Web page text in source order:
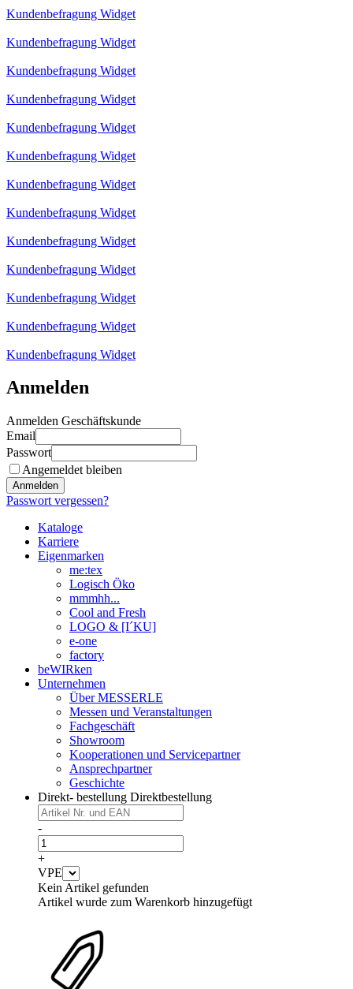
Kundenbefragung Widget
Kundenbefragung Widget
Kundenbefragung Widget
Kundenbefragung Widget
Kundenbefragung Widget
Kundenbefragung Widget
Kundenbefragung Widget
Kundenbefragung Widget
Kundenbefragung Widget
Kundenbefragung Widget
Kundenbefragung Widget
Kundenbefragung Widget
Kundenbefragung Widget
Anmelden
Anmelden Geschäftskunde
Email
Passwort
Angemeldet bleiben
Anmelden
Passwort vergessen?
Kataloge
Karriere
Eigenmarken
me:tex
Logisch Öko
mmmhh...
Cool and Fresh
LOGO & [I´KU]
e-one
factory
beWIRken
Unternehmen
Über MESSERLE
Messen und Veranstaltungen
Fachgeschäft
Showroom
Kooperationen und Servicepartner
Ansprechpartner
Geschichte
Direkt- bestellung Direktbestellung
-
+
VPE
Kein Artikel gefunden
Artikel wurde zum Warenkorb hinzugefügt